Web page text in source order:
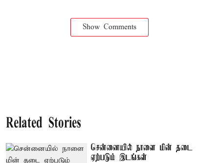
Show Comments
Related Stories
சென்னையில் நாளை மின் தடை
ஏற்படும் இடங்கள்